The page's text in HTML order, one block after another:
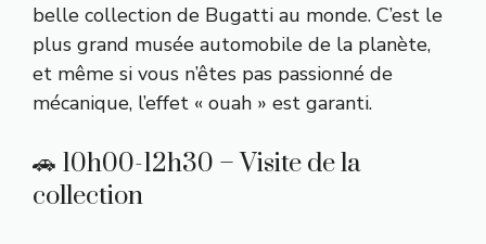
belle collection de Bugatti au monde. C’est le
plus grand musée automobile de la planète,
et même si vous n’êtes pas passionné de
mécanique, l’effet « ouah » est garanti.
🚗 10h00-12h30 – Visite de la
collection